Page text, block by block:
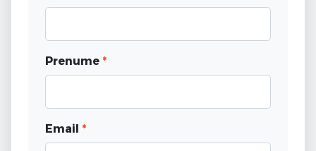
Prenume *
Email *